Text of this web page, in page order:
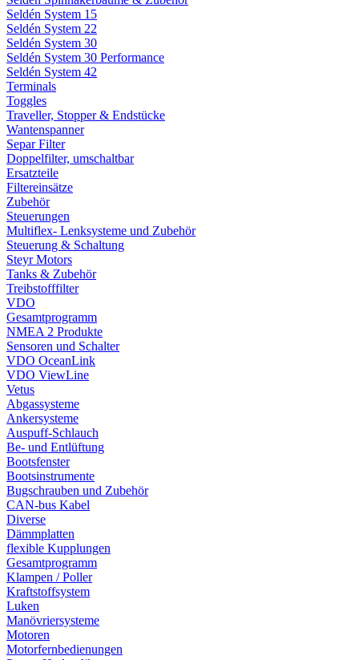
Seldén System 15
Seldén System 22
Seldén System 30
Seldén System 30 Performance
Seldén System 42
Terminals
Toggles
Traveller, Stopper & Endstücke
Wantenspanner
Separ Filter
Doppelfilter, umschaltbar
Ersatzteile
Filtereinsätze
Zubehör
Steuerungen
Multiflex- Lenksysteme und Zubehör
Steuerung & Schaltung
Steyr Motors
Tanks & Zubehör
Treibstofffilter
VDO
Gesamtprogramm
NMEA 2 Produkte
Sensoren und Schalter
VDO OceanLink
VDO ViewLine
Vetus
Abgassysteme
Ankersysteme
Auspuff-Schlauch
Be- und Entlüftung
Bootsfenster
Bootsinstrumente
Bugschrauben und Zubehör
CAN-bus Kabel
Diverse
Dämmplatten
flexible Kupplungen
Gesamtprogramm
Klampen / Poller
Kraftstoffsystem
Luken
Manövriersysteme
Motoren
Motorfernbedienungen